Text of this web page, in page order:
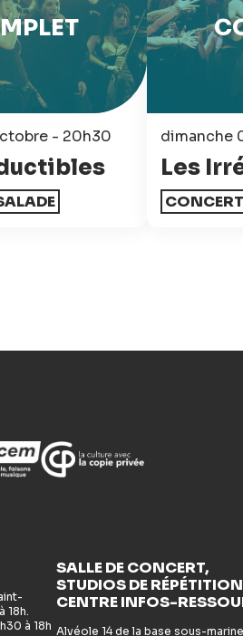
- 20h30 dimanche
Les
18h.
à 18h
SALLE DE CONCERT,
STUDIOS DE
CENTRE INFOS-
Alvéole 14 de la base sous-marine